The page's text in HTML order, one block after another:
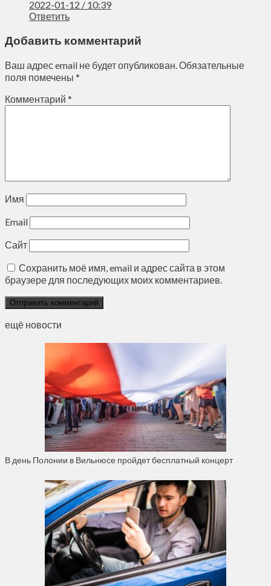
2022-01-12 / 10:39
Ответить
Добавить комментарий
Ваш адрес email не будет опубликован. Обязательные
поля помечены *
Комментарий *
Имя
Email
Сайт
Сохранить моё имя, email и адрес сайта в этом
браузере для последующих моих комментариев.
ещё новости
В день Полонии в Вильнюсе пройдет бесплатный концерт